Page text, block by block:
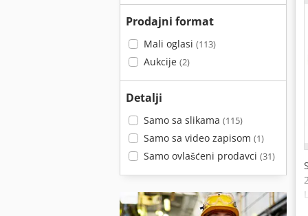
Prodajni format
Mali oglasi (113)
Aukcije (2)
Detalji
Samo sa slikama (115)
Samo sa video zapisom (1)
Samo ovlašćeni prodavci (31)